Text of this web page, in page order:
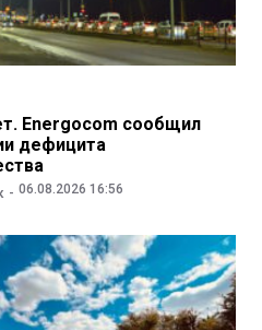
Energocom сообщил
дефицита
06.08.2026 16:56